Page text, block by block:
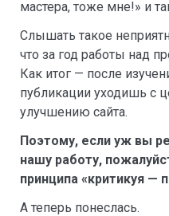
мастера, тоже мне!» и
Слышать такое
что за год работы над
Как итог — после
публикации уходишь с
улучшению сайта.
Поэтому, если уж вы
нашу работу,
принципа «критикуя —
А теперь понеслась.